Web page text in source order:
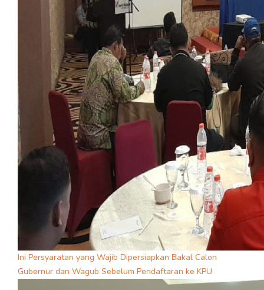
Ini Persyaratan yang Wajib Dipersiapkan Bakal Calon
Gubernur dan Wagub Sebelum Pendaftaran ke KPU